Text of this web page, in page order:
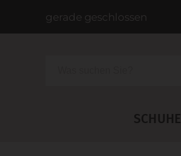
gerade geschlossen
SCHUHE